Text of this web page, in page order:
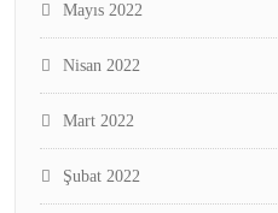
Mayıs 2022
Nisan 2022
Mart 2022
Şubat 2022